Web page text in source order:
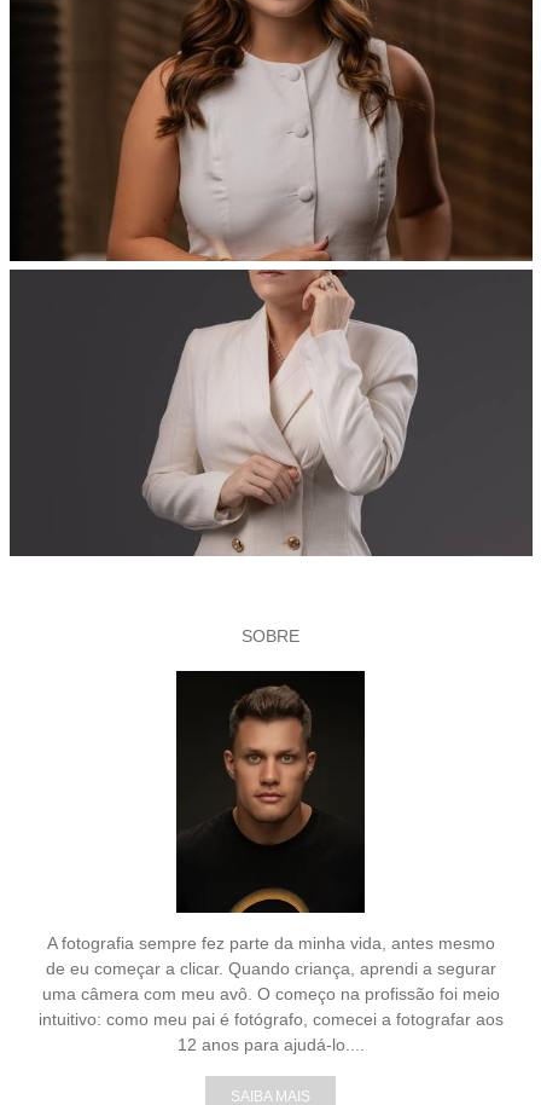
SOBRE
A fotografia sempre fez parte da minha vida, antes mesmo
de eu começar a clicar. Quando criança, aprendi a segurar
uma câmera com meu avô. O começo na profissão foi meio
intuitivo: como meu pai é fotógrafo, comecei a fotografar aos
12 anos para ajudá-lo....
SAIBA MAIS